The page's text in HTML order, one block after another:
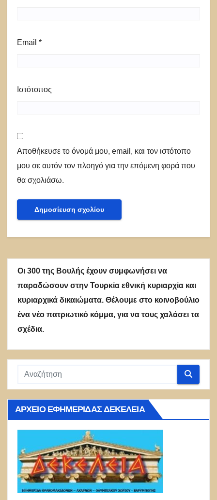
Email *
Ιστότοπος
Αποθήκευσε το όνομά μου, email, και τον ιστότοπο
μου σε αυτόν τον πλοηγό για την επόμενη φορά που
θα σχολιάσω.
Οι 300 της Βουλής έχουν συμφωνήσει να
παραδώσουν στην Τουρκία εθνική κυριαρχία και
κυριαρχικά δικαιώματα. Θέλουμε στο κοινοβούλιο
ένα νέο πατριωτικό κόμμα, για να τους χαλάσει τα
σχέδια.
ΑΡΧΕΊΟ ΕΦΗΜΕΡΊΔΑΣ ΔΕΚΈΛΕΙΑ